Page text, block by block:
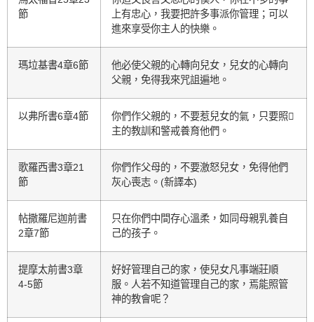
節
上有忠心，我要把許多事派你管理；可以
進來享受你主人的快樂。
瑪垃基書4章6節
他必使父親的心轉向兒女，兒女的心轉向
父親，免得我來咒詛遍地。
以弗所書6章4節
你們作父親的，不要惹兒女的氣，只要照
主的教訓和警戒養育他們。
歌羅西書3章21
節
你們作父母的，不要激怒兒女，免得他們
灰心喪志。(新譯本)
帖撒羅尼迦前書
2章7節
只在你們中間存心溫柔，如同母親乳養自
己的孩子。
提摩太前書3章
4-5節
好好管理自己的家，使兒女凡事端莊順
服。人若不知道管理自己的家，焉能照管
神的教會呢？